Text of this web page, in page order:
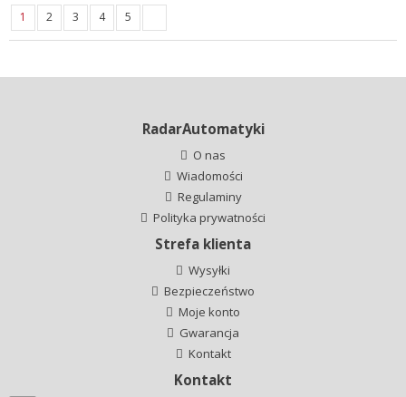
1 2 3 4 5
RadarAutomatyki
O nas
Wiadomości
Regulaminy
Polityka prywatności
Strefa klienta
Wysyłki
Bezpieczeństwo
Moje konto
Gwarancja
Kontakt
Kontakt